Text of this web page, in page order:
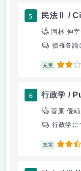
5 民法Ⅱ /
岡林 伸
債権各論
充実 2
6 行政学 /
菅原 優輔
行政学に
充実 2.5